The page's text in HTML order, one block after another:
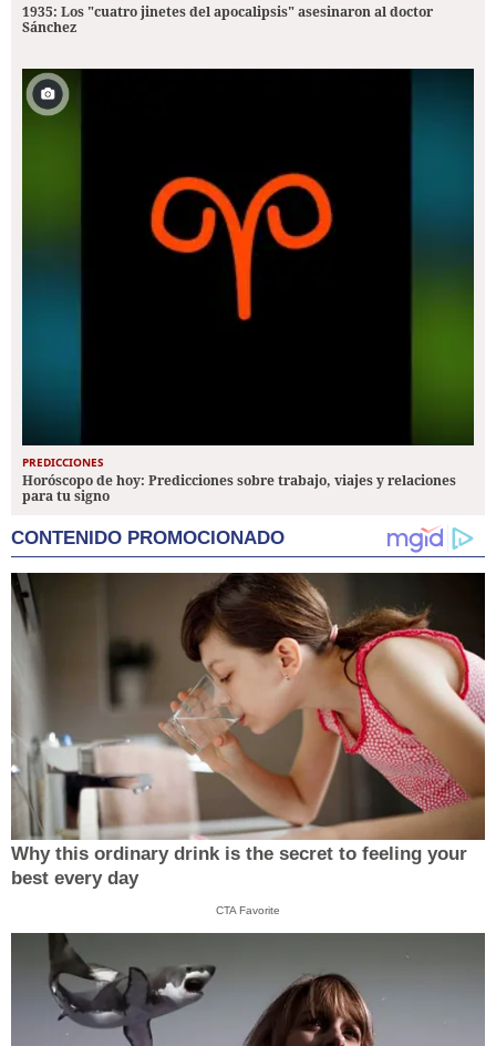
1935: Los "cuatro jinetes del apocalipsis" asesinaron al doctor
Sánchez
PREDICCIONES
Horóscopo de hoy: Predicciones sobre trabajo, viajes y relaciones
para tu signo
CONTENIDO PROMOCIONADO
Why this ordinary drink is the secret to feeling your
best every day
CTA Favorite